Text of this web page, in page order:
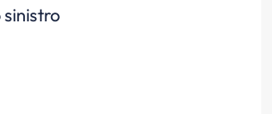
sinistro